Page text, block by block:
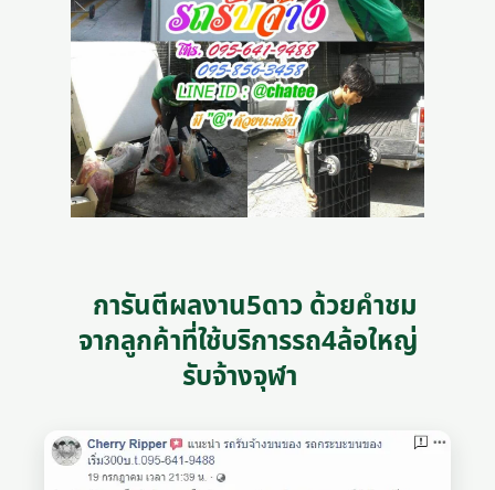
การันตีผลงาน5ดาว ด้วยคำชม
จากลูกค้าที่ใช้บริการรถ4ล้อใหญ่
รับจ้างจุฬา